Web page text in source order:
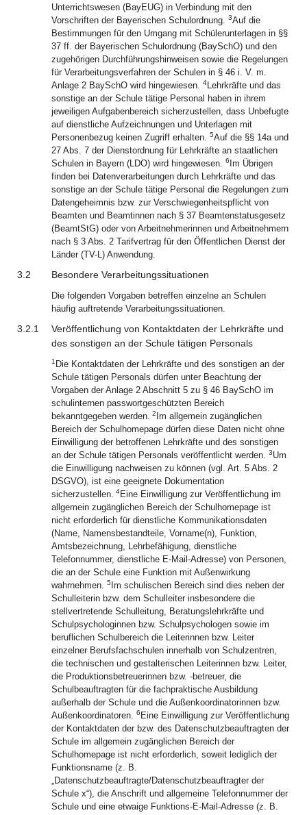
Unterrichtswesen (BayEUG) in Verbindung mit den
Vorschriften der Bayerischen Schulordnung. 3Auf die
Bestimmungen für den Umgang mit Schülerunterlagen in §§
37 ff. der Bayerischen Schulordnung (BaySchO) und den
zugehörigen Durchführungshinweisen sowie die Regelungen
für Verarbeitungsverfahren der Schulen in § 46 i. V. m.
Anlage 2 BaySchO wird hingewiesen. 4Lehrkräfte und das
sonstige an der Schule tätige Personal haben in ihrem
jeweiligen Aufgabenbereich sicherzustellen, dass Unbefugte
auf dienstliche Aufzeichnungen und Unterlagen mit
Personenbezug keinen Zugriff erhalten. 5Auf die §§ 14a und
27 Abs. 7 der Dienstordnung für Lehrkräfte an staatlichen
Schulen in Bayern (LDO) wird hingewiesen. 6 Im Übrigen
finden bei Datenverarbeitungen durch Lehrkräfte und das
sonstige an der Schule tätige Personal die Regelungen zum
Datengeheimnis bzw. zur Verschwiegenheitspflicht von
Beamten und Beamtinnen nach § 37 Beamtenstatusgesetz
(BeamtStG) oder von Arbeitnehmerinnen und Arbeitnehmern
nach § 3 Abs. 2 Tarifvertrag für den Öffentlichen Dienst der
Länder (TV-L) Anwendung.
3.2 Besondere Verarbeitungssituationen
Die folgenden Vorgaben betreffen einzelne an Schulen
häufig auftretende Verarbeitungssituationen.
3.2.1
Veröffentlichung von Kontaktdaten der Lehrkräfte und
des sonstigen an der Schule tätigen Personals
1 Die Kontaktdaten der Lehrkräfte und des sonstigen an der
Schule tätigen Personals dürfen unter Beachtung der
Vorgaben der Anlage 2 Abschnitt 5 zu § 46 BaySchO im
schulinternen passwortgeschützten Bereich
bekanntgegeben werden. 2 Im allgemein zugänglichen
Bereich der Schulhomepage dürfen diese Daten nicht ohne
Einwilligung der betroffenen Lehrkräfte und des sonstigen
an der Schule tätigen Personals veröffentlicht werden. 3Um
die Einwilligung nachweisen zu können (vgl. Art. 5 Abs. 2
DSGVO), ist eine geeignete Dokumentation
sicherzustellen. 4Eine Einwilligung zur Veröffentlichung im
allgemein zugänglichen Bereich der Schulhomepage ist
nicht erforderlich für dienstliche Kommunikationsdaten
(Name, Namensbestandteile, Vorname(n), Funktion,
Amtsbezeichnung, Lehrbefähigung, dienstliche
Telefonnummer, dienstliche E-Mail-Adresse) von Personen,
die an der Schule eine Funktion mit Außenwirkung
wahrnehmen. 5 Im schulischen Bereich sind dies neben der
Schulleiterin bzw. dem Schulleiter insbesondere die
stellvertretende Schulleitung, Beratungslehrkräfte und
Schulpsychologinnen bzw. Schulpsychologen sowie im
beruflichen Schulbereich die Leiterinnen bzw. Leiter
einzelner Berufsfachschulen innerhalb von Schulzentren,
die technischen und gestalterischen Leiterinnen bzw. Leiter,
die Produktionsbetreuerinnen bzw. -betreuer, die
Schulbeauftragten für die fachpraktische Ausbildung
außerhalb der Schule und die Außenkoordinatorinnen bzw.
Außenkoordinatoren. 6 Eine Einwilligung zur Veröffentlichung
der Kontaktdaten der bzw. des Datenschutzbeauftragten der
Schule im allgemein zugänglichen Bereich der
Schulhomepage ist nicht erforderlich, soweit lediglich der
Funktionsname (z. B.
„Datenschutzbeauftragte/Datenschutzbeauftragter der
Schule x“), die Anschrift und allgemeine Telefonnummer der
Schule und eine etwaige Funktions-E-Mail-Adresse (z. B.